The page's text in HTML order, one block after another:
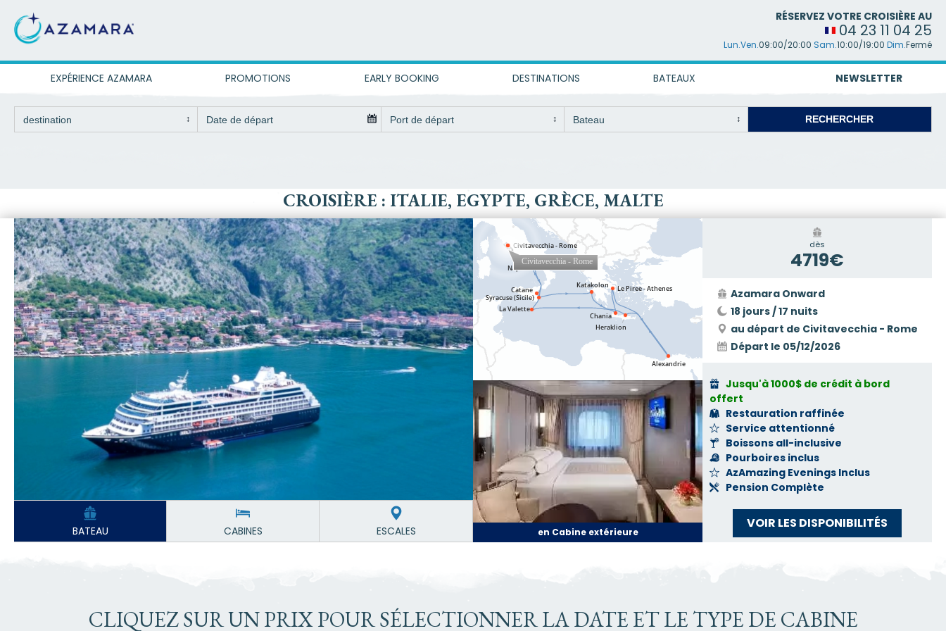
RÉSERVEZ VOTRE CROISIÈRE AU
04 23 11 04 25
Lun.Ven.09:00/20:00 Sam.10:00/19:00 Dim.Fermé
EXPÉRIENCE AZAMARA PROMOTIONS EARLY BOOKING DESTINATIONS BATEAUX NEWSLETTER
CROISIÈRE : ITALIE, EGYPTE, GRÈCE, MALTE
BATEAU CABINES ESCALES en Cabine extérieure
dès
4719€
Azamara Onward
18 jours / 17 nuits
au départ de Civitavecchia - Rome
Départ le 05/12/2026
Jusqu'à 1000$ de crédit à bord
offert
Restauration raffinée
Service attentionné
Boissons all-inclusive
Pourboires inclus
AzAmazing Evenings Inclus
Pension Complète
VOIR LES DISPONIBILITÉS
CLIQUEZ SUR UN PRIX POUR SÉLECTIONNER LA DATE ET LE TYPE DE CABINE